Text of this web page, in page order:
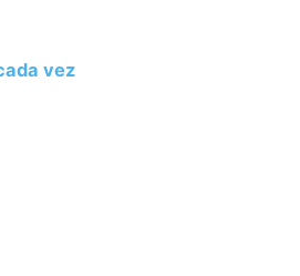
vez